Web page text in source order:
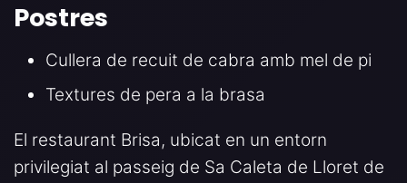
Postres
Cullera de recuit de cabra amb mel de pi
Textures de pera a la brasa
El restaurant Brisa, ubicat en un entorn
privilegiat al passeig de Sa Caleta de Lloret de